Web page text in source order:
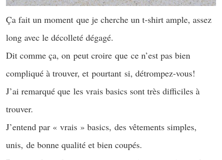
Ça fait un moment que je cherche un t-shirt ample, assez
long avec le décolleté dégagé.
Dit comme ça, on peut croire que ce n’est pas bien
compliqué à trouver, et pourtant si, détrompez-vous!
J’ai remarqué que les vrais basics sont très difficiles à
trouver.
J’entend par « vrais » basics, des vêtements simples,
unis, de bonne qualité et bien coupés.